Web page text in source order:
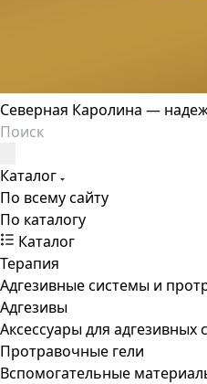
Северная Каролина —
Каталог
По всему сайту
По каталогу
Каталог
Терапия
Адгезивные системы и
Адгезивы
Аксессуары для адгезивных
Протравочные гели
Вспомогательные